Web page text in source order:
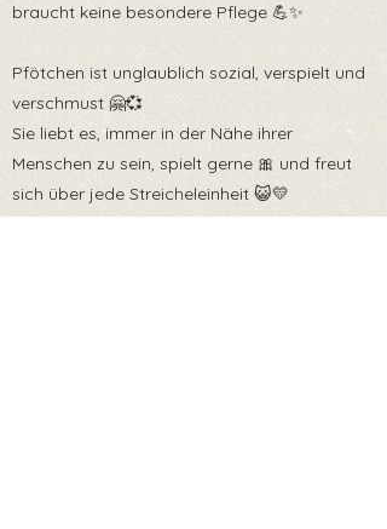
braucht keine besondere Pflege 💪✨
Pfötchen ist unglaublich sozial, verspielt und
verschmust 🤗💞
Sie liebt es, immer in der Nähe ihrer
Menschen zu sein, spielt gerne 🎀 und freut
sich über jede Streicheleinheit 😺💛